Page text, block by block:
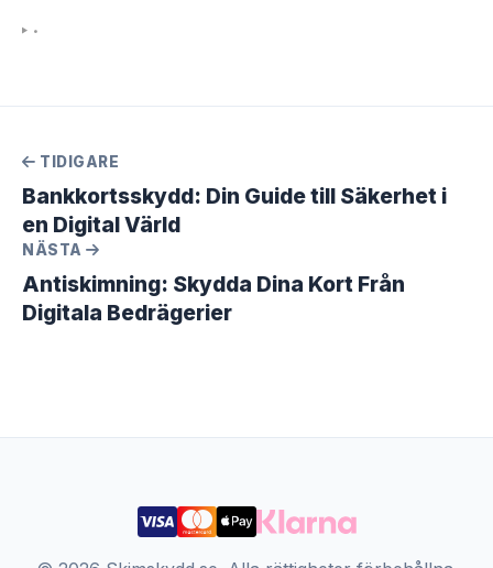
•
TIDIGARE
Bankkortsskydd: Din Guide till Säkerhet i
en Digital Värld
NÄSTA
Antiskimning: Skydda Dina Kort Från
Digitala Bedrägerier